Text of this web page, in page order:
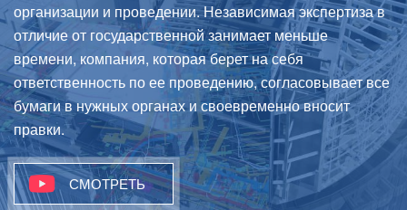
организации и проведении. Независимая экспертиза в
отличие от государственной занимает меньше
времени, компания, которая берет на себя
ответственность по ее проведению, согласовывает все
бумаги в нужных органах и своевременно вносит
правки.
СМОТРЕТЬ